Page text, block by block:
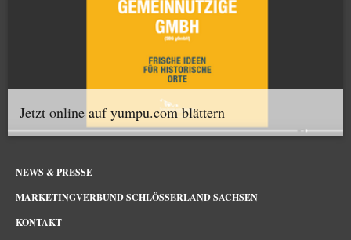
Jetzt online auf yumpu.com blättern
NEWS & PRESSE
MARKETINGVERBUND SCHLÖSSERLAND SACHSEN
KONTAKT